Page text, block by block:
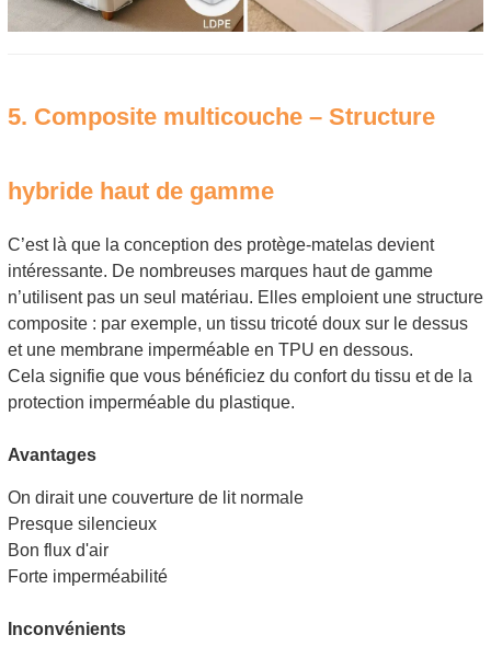
5. Composite multicouche – Structure
hybride haut de gamme
C’est là que la conception des protège-matelas devient
intéressante. De nombreuses marques haut de gamme
n’utilisent pas un seul matériau. Elles emploient une structure
composite : par exemple, un tissu tricoté doux sur le dessus
et une membrane imperméable en TPU en dessous.
Cela signifie que vous bénéficiez du confort du tissu et de la
protection imperméable du plastique.
Avantages
On dirait une couverture de lit normale
Presque silencieux
Bon flux d'air
Forte imperméabilité
Inconvénients